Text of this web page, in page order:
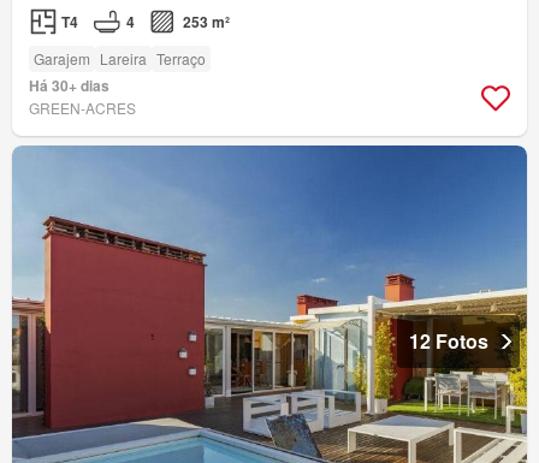
T4 4 253 m²
Garajem Lareira Terraço
Há 30+ dias
GREEN-ACRES
12 Fotos